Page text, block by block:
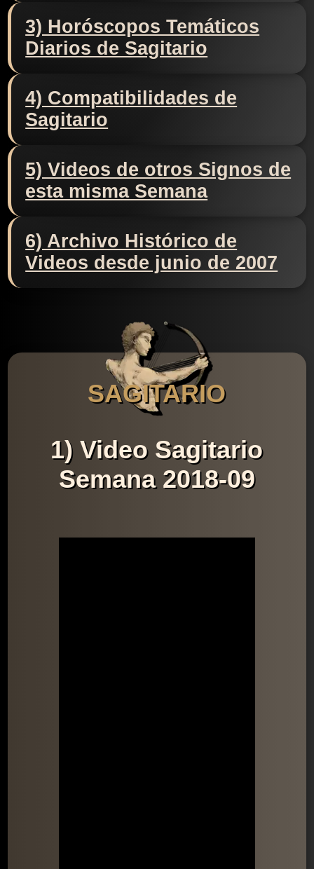
3) Horóscopos Temáticos
Diarios de Sagitario
4) Compatibilidades de
Sagitario
5) Videos de otros Signos de
esta misma Semana
6) Archivo Histórico de
Videos desde junio de 2007
SAGITARIO
1) Video Sagitario
Semana 2018-09